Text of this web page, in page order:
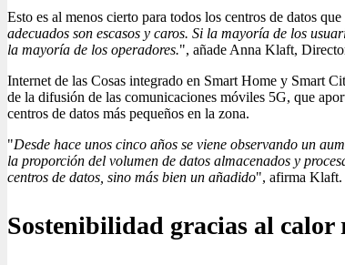
Esto es al menos cierto para todos los centros de datos
adecuados son escasos y caros. Si la mayoría de los
la mayoría de los operadores.", añade Anna Klaft,
Internet de las Cosas integrado en Smart Home y Smart
de la difusión de las comunicaciones móviles 5G, que
centros de datos más pequeños en la zona.
"Desde hace unos cinco años se viene observando un
la proporción del volumen de datos almacenados y
centros de datos, sino más bien un añadido", afirma Klaft.
Sostenibilidad gracias al calor